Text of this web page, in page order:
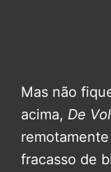
Mas não
acima, De
fracasso de